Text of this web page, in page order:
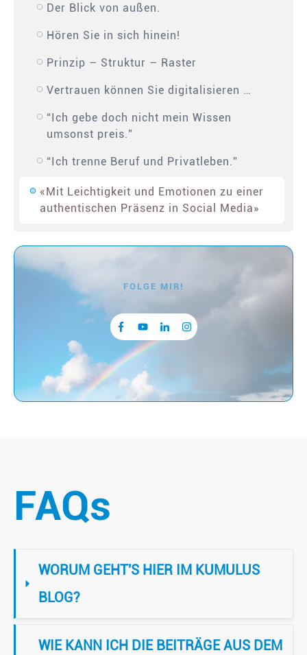
Der Blick von außen.
Hören Sie in sich hinein!
Prinzip – Struktur – Raster
Vertrauen können Sie digitalisieren …
“Ich gebe doch nicht mein Wissen
umsonst preis.”
“Ich trenne Beruf und Privatleben.”
«Mit Leichtigkeit und Emotionen zu einer
authentischen Präsenz in Social Media»
FOLGE MIR!
FAQs
WORUM GEHT'S HIER IM KUMULUS
BLOG?
WIE KANN ICH DIE BEITRÄGE AUS DEM